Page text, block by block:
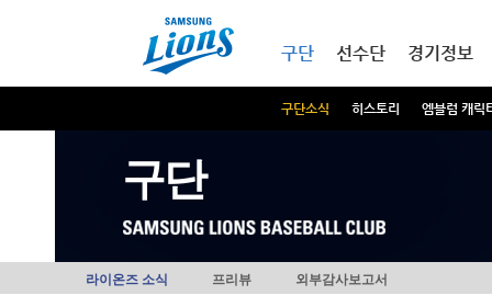
구단
구단소식 히스토리 엠블럼 캐릭
선수단 경기정보
구단
라이온즈 소식 프리뷰 외부감사보고서